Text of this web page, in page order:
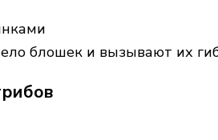
блошек и вызывают их